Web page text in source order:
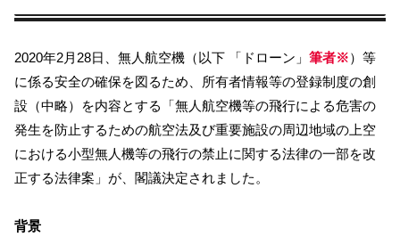
2020年2月28日、無人航空機（以下 「ドローン」 筆者※）等
に係る安全の確保を図るため、所有者情報等の登録制度の創
設（中略）を内容とする「無人航空機等の飛行による危害の
発生を防止するための航空法及び重要施設の周辺地域の上空
における小型無人機等の飛行の禁止に関する法律の一部を改
正する法律案」が、閣議決定されました。
背景